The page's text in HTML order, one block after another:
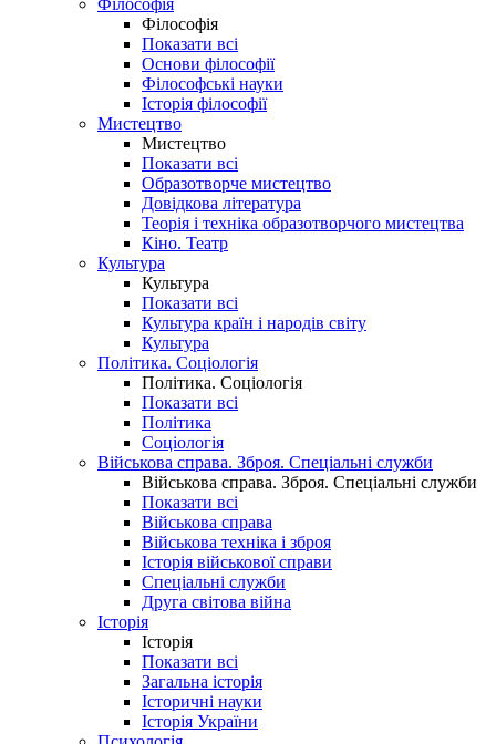
Філософія
Філософія
Показати всі
Основи філософії
Філософські науки
Історія філософії
Мистецтво
Мистецтво
Показати всі
Образотворче мистецтво
Довідкова література
Теорія і техніка образотворчого мистецтва
Кіно. Театр
Культура
Культура
Показати всі
Культура країн і народів світу
Культура
Політика. Соціологія
Політика. Соціологія
Показати всі
Політика
Соціологія
Військова справа. Зброя. Спеціальні служби
Військова справа. Зброя. Спеціальні служби
Показати всі
Військова справа
Військова техніка і зброя
Історія військової справи
Спеціальні служби
Друга світова війна
Історія
Історія
Показати всі
Загальна історія
Історичні науки
Історія України